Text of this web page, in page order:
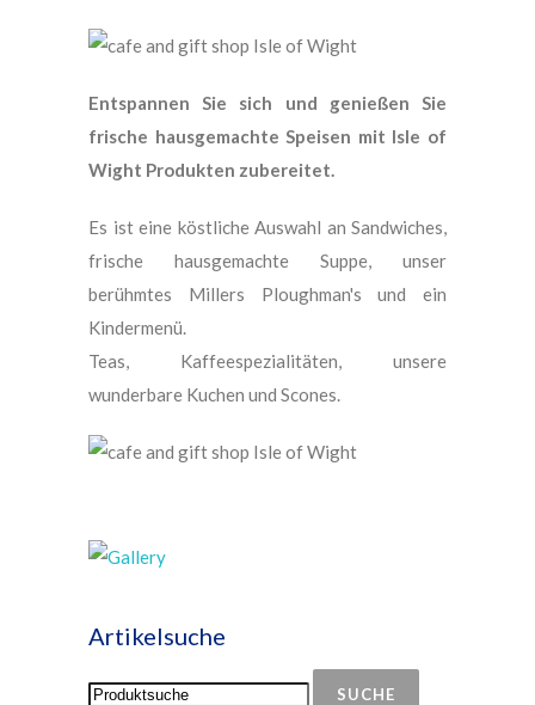
Entspannen Sie sich und genießen Sie
frische hausgemachte Speisen mit Isle of
Wight Produkten zubereitet.
Es ist eine köstliche Auswahl an Sandwiches,
frische hausgemachte Suppe, unser
berühmtes Millers Ploughman's und ein
Kindermenü.
Teas, Kaffeespezialitäten, unsere
wunderbare Kuchen und Scones.
Artikelsuche
SUCHE